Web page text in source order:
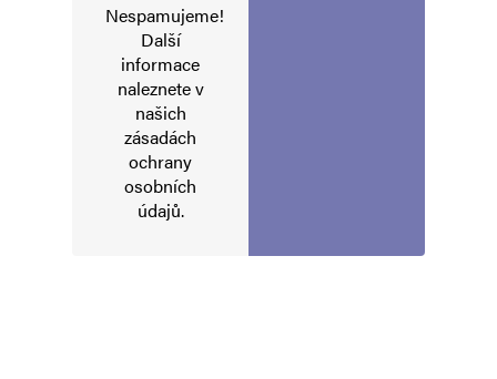
Uložit do prohlížeče jméno, e-mail a webovou stránku pro budoucí
Informujte mě o nových komentářích e-mailem.
Nespamujeme!
Další
informace
naleznete v
našich
zásadách
ochrany
osobních
údajů.